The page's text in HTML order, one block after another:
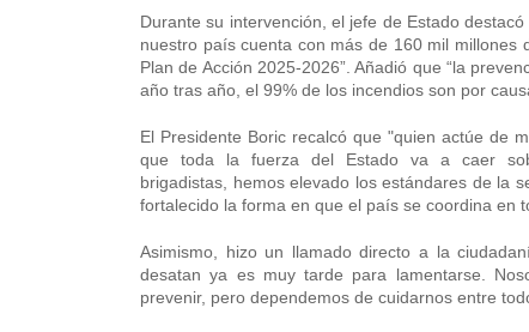
Durante su intervención, el jefe de Estado
nuestro país cuenta con más de 160 mil millones
Plan de Acción 2025-2026”. Añadió que “la
año tras año, el 99% de los incendios son por
El Presidente Boric recalcó que "quien actúe de
que toda la fuerza del Estado va a caer
brigadistas, hemos elevado los estándares de la
fortalecido la forma en que el país se coordina en
Asimismo, hizo un llamado directo a la
desatan ya es muy tarde para lamentarse.
prevenir, pero dependemos de cuidarnos entre